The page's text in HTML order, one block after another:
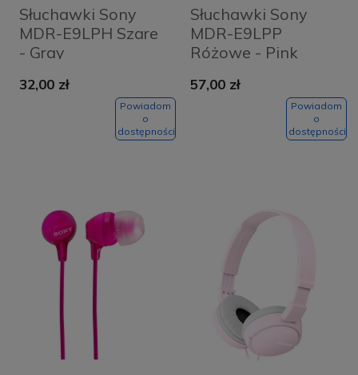
Słuchawki Sony
MDR-E9LPH Szare
- Gray
32,00 zł
Powiadom
o
dostępności
Słuchawki Sony
MDR-E9LPP
Różowe - Pink
57,00 zł
Powiadom
o
dostępności